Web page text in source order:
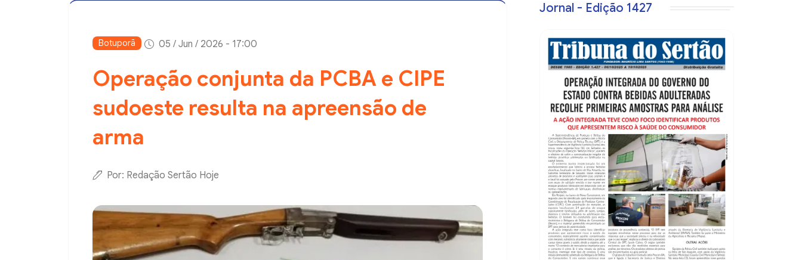
Botuporã 05 / Jun / 2026 - 17:00
Operação conjunta da PCBA e CIPE
sudoeste resulta na apreensão de
arma
Por: Redação Sertão Hoje
Jornal - Edição 1427